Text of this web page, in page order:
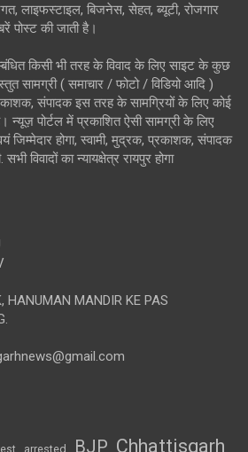
लाइफस्टाइल, बिजनेस, सेहत, ब्यूटी, रोजगार
पोस्ट की जाती है।
किसी भी तरह के विवाद के लिए साइट के कुछ
सामग्री ( समाचार / फोटो / विडियो आदि )
संपादक इस तरह के सामग्रियों के लिए कोई
न्यूज़ पोर्टल में प्रकाशित ऐसी सामग्री के लिए
जिम्मेदार होगा, स्वामी, मुद्रक, प्रकाशक, संपादक
विवादों का न्यायक्षेत्र रायपुर होगा
HANUMAN MANDIR KE PAS
arrested BJP Chhattisgarh